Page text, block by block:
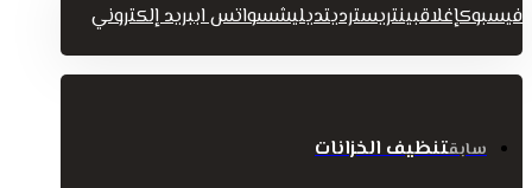
فيسبوكإغلاقبينتريسترديتديليشسواتس اببريد إلكتروني
سابقتنظيف الخزانات